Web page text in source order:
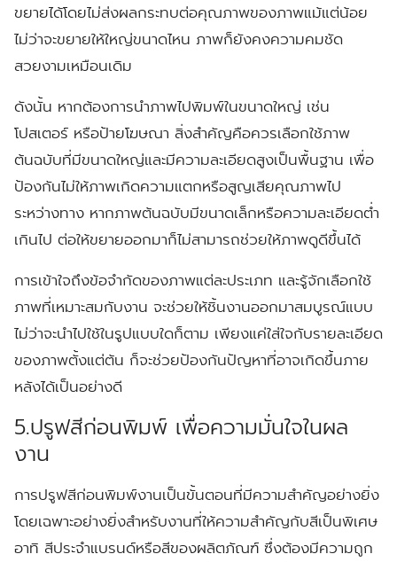
ขยายได้โดยไม่ส่งผลกระทบต่อคุณภาพของภาพแม้แต่น้อย
ไม่ว่าจะขยายให้ใหญ่ขนาดไหน ภาพก็ยังคงความคมชัด
สวยงามเหมือนเดิม
ดังนั้น หากต้องการนำภาพไปพิมพ์ในขนาดใหญ่ เช่น
โปสเตอร์ หรือป้ายโฆษณา สิ่งสำคัญคือควรเลือกใช้ภาพ
ต้นฉบับที่มีขนาดใหญ่และมีความละเอียดสูงเป็นพื้นฐาน เพื่อ
ป้องกันไม่ให้ภาพเกิดความแตกหรือสูญเสียคุณภาพไป
ระหว่างทาง หากภาพต้นฉบับมีขนาดเล็กหรือความละเอียดต่ำ
เกินไป ต่อให้ขยายออกมาก็ไม่สามารถช่วยให้ภาพดูดีขึ้นได้
การเข้าใจถึงข้อจำกัดของภาพแต่ละประเภท และรู้จักเลือกใช้
ภาพที่เหมาะสมกับงาน จะช่วยให้ชิ้นงานออกมาสมบูรณ์แบบ
ไม่ว่าจะนำไปใช้ในรูปแบบใดก็ตาม เพียงแค่ใส่ใจกับรายละเอียด
ของภาพตั้งแต่ต้น ก็จะช่วยป้องกันปัญหาที่อาจเกิดขึ้นภาย
หลังได้เป็นอย่างดี
5.ปรูฟสีก่อนพิมพ์ เพื่อความมั่นใจในผล
งาน
การปรูฟสีก่อนพิมพ์งานเป็นขั้นตอนที่มีความสำคัญอย่างยิ่ง
โดยเฉพาะอย่างยิ่งสำหรับงานที่ให้ความสำคัญกับสีเป็นพิเศษ
อาทิ สีประจำแบรนด์หรือสีของผลิตภัณฑ์ ซึ่งต้องมีความถูก